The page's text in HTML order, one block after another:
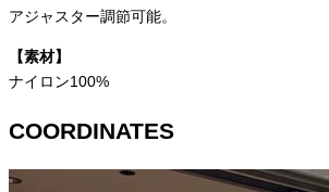
アジャスター調節可能。
【素材】
ナイロン100%
COORDINATES